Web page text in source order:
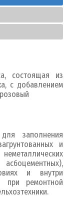
состоящая из
с добавлением
заполнения
и
и внутри
при ремонтной